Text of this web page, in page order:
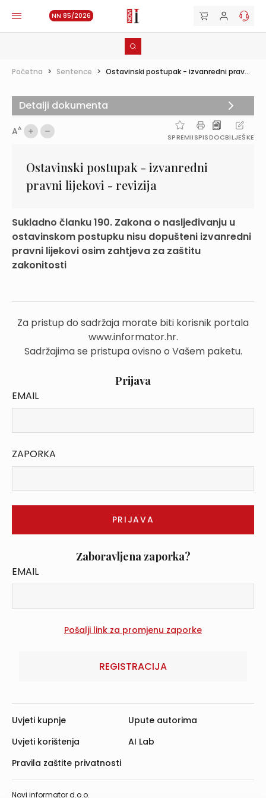
NN 85/2026
Početna > Sentence > Ostavinski postupak - izvanredni prav...
AA
SPREMIISPISDOCBILJEŠKE
Ostavinski postupak - izvanredni
pravni lijekovi - revizija
Sukladno članku 190. Zakona o nasljeđivanju u
ostavinskom postupku nisu dopušteni izvanredni
pravni lijekovi osim zahtjeva za zaštitu
zakonitosti
Za pristup do sadržaja morate biti korisnik portala
www.informator.hr.
Sadržajima se pristupa ovisno o Vašem paketu.
Prijava
EMAIL
ZAPORKA
Zaboravljena zaporka?
EMAIL
REGISTRACIJA
Detalji dokumenta
Novi informator d.o.o.
Uvjeti kupnje
Uvjeti korištenja
Pravila zaštite privatnosti
Upute autorima
AI Lab